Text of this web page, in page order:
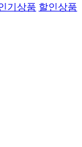
기상품 할인상품